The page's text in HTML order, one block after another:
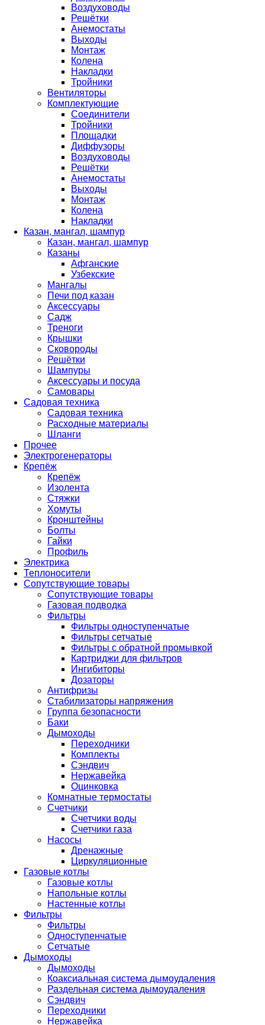
Воздуховоды
Решётки
Анемостаты
Выходы
Монтаж
Колена
Накладки
Тройники
Вентиляторы
Комплектующие
Соединители
Тройники
Площадки
Диффузоры
Воздуховоды
Решётки
Анемостаты
Выходы
Монтаж
Колена
Накладки
Казан, мангал, шампур
Казан, мангал, шампур
Казаны
Афганские
Узбекские
Мангалы
Печи под казан
Аксессуары
Садж
Треноги
Крышки
Сковороды
Решётки
Шампуры
Аксессуары и посуда
Самовары
Садовая техника
Садовая техника
Расходные материалы
Шланги
Прочее
Электрогенераторы
Крепёж
Крепёж
Изолента
Стяжки
Хомуты
Кронштейны
Болты
Гайки
Профиль
Электрика
Теплоносители
Сопутствующие товары
Сопутствующие товары
Газовая подводка
Фильтры
Фильтры одноступенчатые
Фильтры сетчатые
Фильтры с обратной промывкой
Картриджи для фильтров
Ингибиторы
Дозаторы
Антифризы
Стабилизаторы напряжения
Группа безопасности
Баки
Дымоходы
Переходники
Комплекты
Сэндвич
Нержавейка
Оцинковка
Комнатные термостаты
Счетчики
Счетчики воды
Счетчики газа
Насосы
Дренажные
Циркуляционные
Газовые котлы
Газовые котлы
Напольные котлы
Настенные котлы
Фильтры
Фильтры
Одноступенчатые
Сетчатые
Дымоходы
Дымоходы
Коаксиальная система дымоудаления
Раздельная система дымоудаления
Сэндвич
Переходники
Нержавейка